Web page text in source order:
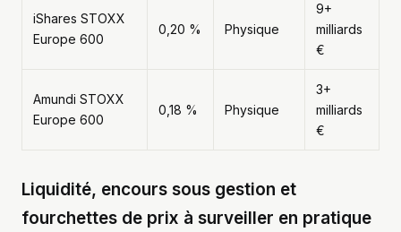
iShares STOXX
Europe 600
0,20 % Physique
9+
milliards
€
Amundi STOXX
Europe 600
0,18 % Physique
3+
milliards
€
Liquidité, encours sous gestion et
fourchettes de prix à surveiller en pratique